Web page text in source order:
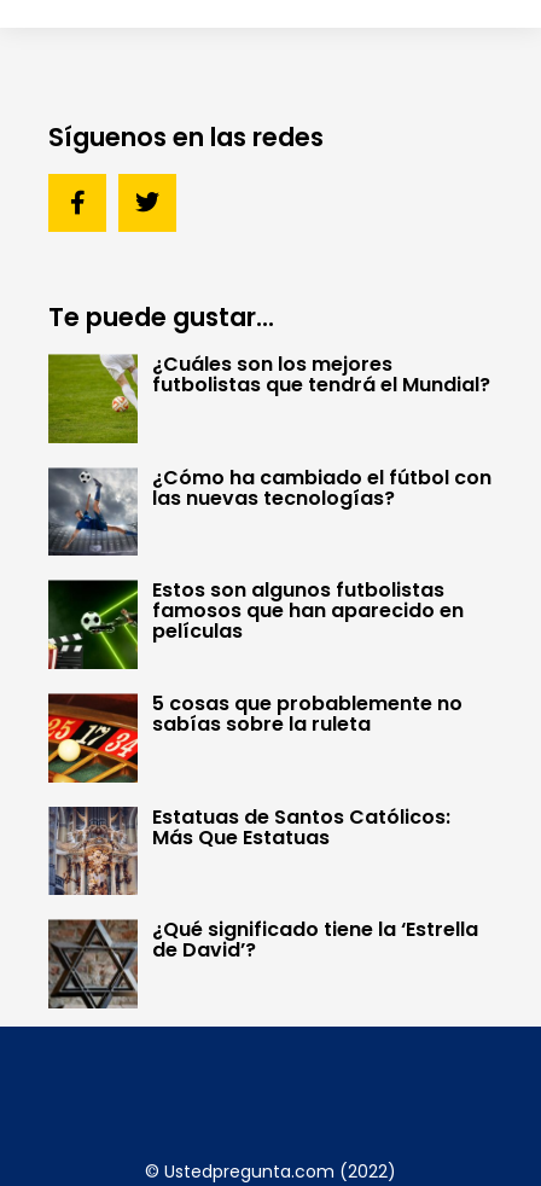
Síguenos en las redes
Te puede gustar...
¿Cuáles son los mejores
futbolistas que tendrá el Mundial?
¿Cómo ha cambiado el fútbol con
las nuevas tecnologías?
Estos son algunos futbolistas
famosos que han aparecido en
películas
5 cosas que probablemente no
sabías sobre la ruleta
Estatuas de Santos Católicos:
Más Que Estatuas
¿Qué significado tiene la ‘Estrella
de David’?
© Ustedpregunta.com (2022)